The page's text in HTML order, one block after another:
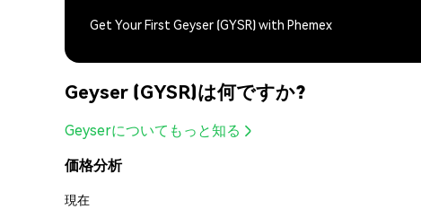
Get Your First Geyser (GYSR) with Phemex
Geyser (GYSR)は何ですか?
Geyserについてもっと知る
価格分析
現在